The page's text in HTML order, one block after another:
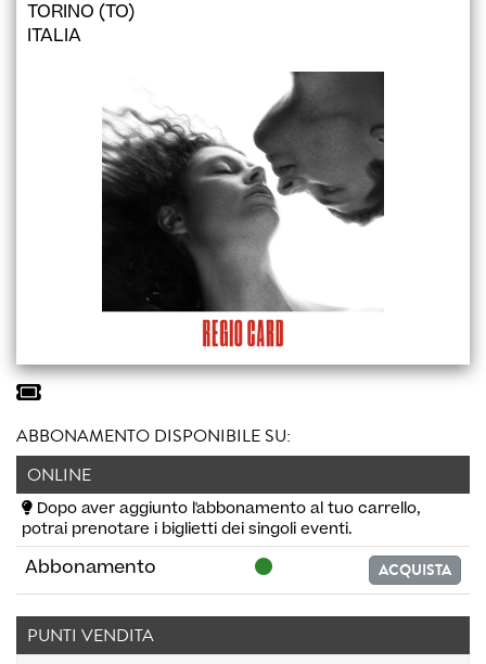
TORINO (TO)
ITALIA
ABBONAMENTO DISPONIBILE SU:
ONLINE
Dopo aver aggiunto l'abbonamento al tuo carrello,
potrai prenotare i biglietti dei singoli eventi.
Abbonamento ACQUISTA
PUNTI VENDITA